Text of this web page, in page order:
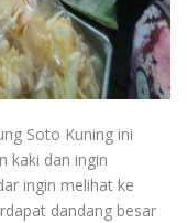
Soto Kuning ini
kaki dan ingin
ingin melihat ke
dandang besar